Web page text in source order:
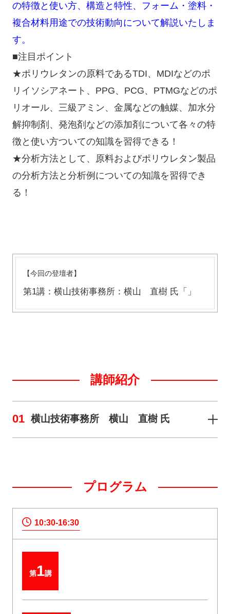
の特徴と使い方、構造と特性、
フォーム・塗料・
複合材料用途での技術動向について解説いたしま
す。
■注目ポイント
★ポリウレタンの原料であるTDI、MDIなどのポ
リイソシアネート、PPG、PCG、PTMGなどのポ
リオール、三級アミン、金属などの触媒、加水分
解抑制剤、発泡剤などの添加剤について各々の特
徴と使い方ついての知識を習得できる！
★分析方法として、原料およびポリウレタン製品
の分析方法と分析例についての知識を習得でき
る！
【今回の登壇者】
第1講：横山技術事務所：横山 直樹 氏「」
講師紹介
01 横山技術事務所 横山 直樹 氏
プログラム
10:30-16:30
第1講